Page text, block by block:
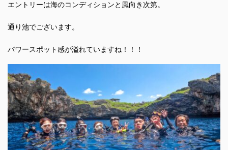
エントリーは海のコンディションと風向き次第。
通り池でございます。
パワースポット感が溢れていますね！！！